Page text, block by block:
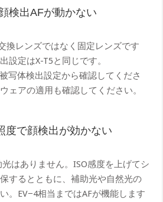
検出AFが動かない
換レンズではなく固定レンズです
設定はX-T5と同じです。
体検出設定から確認してくださ
ェアの適用も確認してください。
度で顔検出が効かない
光はありません。ISO感度を上げてシ
するとともに、補助光や自然光の
。EV−4相当まではAFが機能します